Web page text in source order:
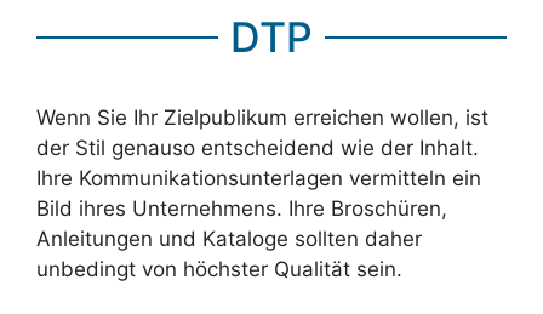
DTP
Wenn Sie Ihr Zielpublikum erreichen wollen, ist
der Stil genauso entscheidend wie der Inhalt.
Ihre Kommunikationsunterlagen vermitteln ein
Bild ihres Unternehmens. Ihre Broschüren,
Anleitungen und Kataloge sollten daher
unbedingt von höchster Qualität sein.